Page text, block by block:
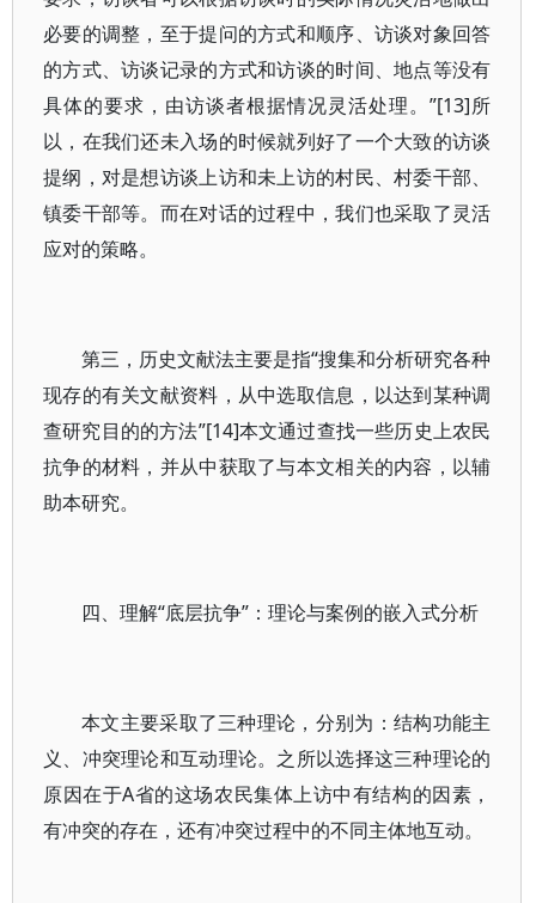
必要的调整，至于提问的方式和顺序、访谈对象回答
的方式、访谈记录的方式和访谈的时间、地点等没有
具体的要求，由访谈者根据情况灵活处理。”[13]所
以，在我们还未入场的时候就列好了一个大致的访谈
提纲，对是想访谈上访和未上访的村民、村委干部、
镇委干部等。而在对话的过程中，我们也采取了灵活
应对的策略。
第三，历史文献法主要是指“搜集和分析研究各种
现存的有关文献资料，从中选取信息，以达到某种调
查研究目的的方法”[14]本文通过查找一些历史上农民
抗争的材料，并从中获取了与本文相关的内容，以辅
助本研究。
四、理解“底层抗争”：理论与案例的嵌入式分析
本文主要采取了三种理论，分别为：结构功能主
义、冲突理论和互动理论。之所以选择这三种理论的
原因在于A省的这场农民集体上访中有结构的因素，
有冲突的存在，还有冲突过程中的不同主体地互动。